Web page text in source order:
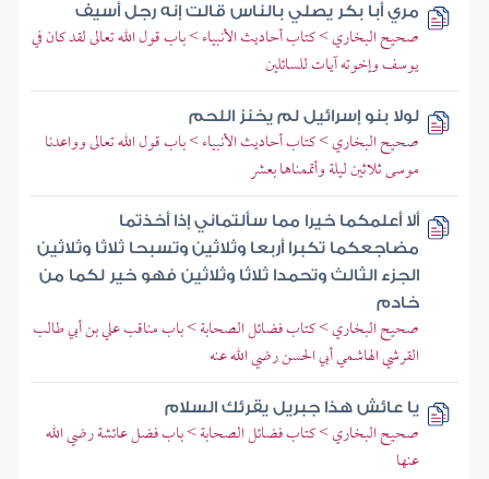
مري أبا بكر يصلي بالناس قالت إنه رجل أسيف
صحيح البخاري > كتاب أحاديث الأنبياء > باب قول الله تعالى لقد كان في
يوسف وإخوته آيات للسائلين
لولا بنو إسرائيل لم يخنز اللحم
صحيح البخاري > كتاب أحاديث الأنبياء > باب قول الله تعالى وواعدنا
موسى ثلاثين ليلة وأتممناها بعشر
ألا أعلمكما خيرا مما سألتماني إذا أخذتما
مضاجعكما تكبرا أربعا وثلاثين وتسبحا ثلاثا وثلاثين
الجزء الثالث وتحمدا ثلاثا وثلاثين فهو خير لكما من
خادم
صحيح البخاري > كتاب فضائل الصحابة > باب مناقب علي بن أبي طالب
القرشي الهاشمي أبي الحسن رضي الله عنه
يا عائش هذا جبريل يقرئك السلام
صحيح البخاري > كتاب فضائل الصحابة > باب فضل عائشة رضي الله
عنها